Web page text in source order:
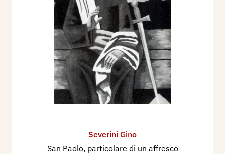
Severini Gino
San Paolo, particolare di un affresco